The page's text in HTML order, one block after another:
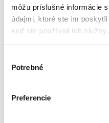
môžu príslušné informácie
údajmi, ktoré ste im
keď ste používali ich služby.
súhlasu
Potrebné
Preferencie